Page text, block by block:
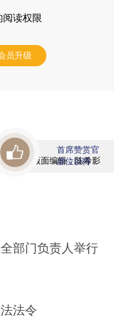
阅读权限
员升级
版面编辑：陈希影
首席赞赏官
虚位以待
部门负责人举行
法令